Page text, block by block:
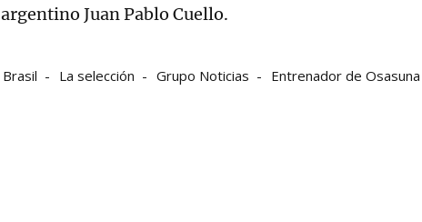
argentino Juan Pablo Cuello.
Brasil La selección Grupo Noticias Entrenador de Osasuna